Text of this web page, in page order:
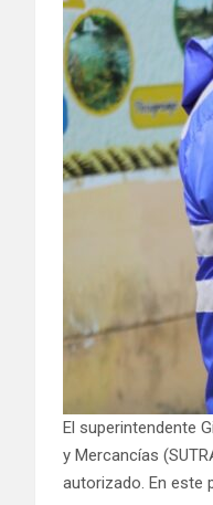
El superintendente
y Mercancías
autorizado. En este